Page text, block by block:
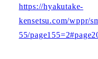
https://hyakutake-
kensetsu.com/wppr/
55/